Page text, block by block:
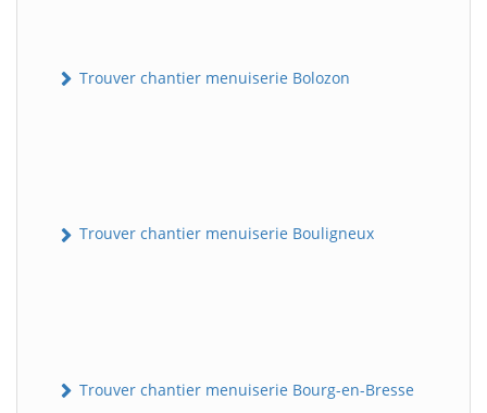
Trouver chantier menuiserie Bolozon
Trouver chantier menuiserie Bouligneux
Trouver chantier menuiserie Bourg-en-Bresse